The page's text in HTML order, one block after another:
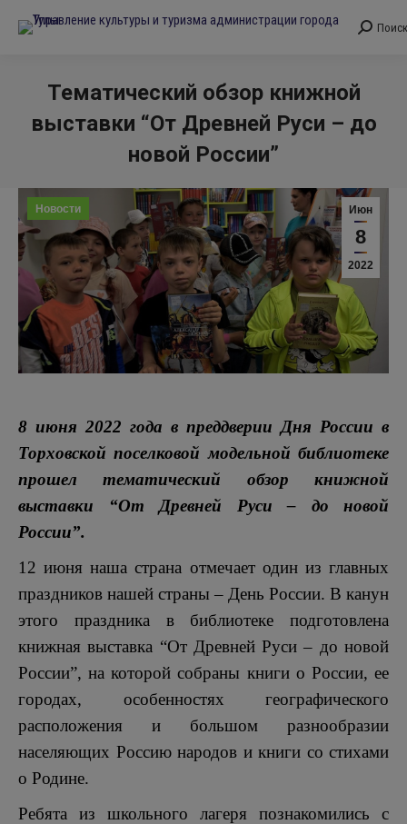
Поиск:
Поиск
Тематический обзор книжной
выставки “От Древней Руси – до
новой России”
Июн
8
2022
Новости
8 июня 2022 года в преддверии Дня России в
Торховской поселковой модельной библиотеке
прошел тематический обзор книжной
выставки “От Древней Руси – до новой
России”.
12 июня наша страна отмечает один из главных
праздников нашей страны – День России. В канун
этого праздника в библиотеке подготовлена
книжная выставка “От Древней Руси – до новой
России”, на которой собраны книги о России, ее
городах, особенностях географического
расположения и большом разнообразии
населяющих Россию народов и книги со стихами
о Родине.
Ребята из школьного лагеря познакомились с